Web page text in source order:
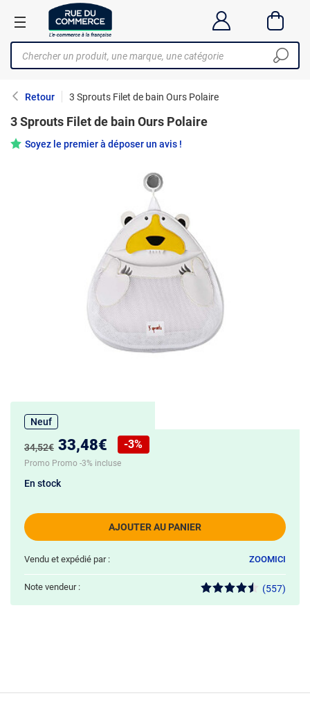
Retour 3 Sprouts Filet de bain Ours Polaire
3 Sprouts Filet de bain Ours Polaire
Soyez le premier à déposer un avis !
Neuf
Ancien prix :
34,52€ Nouveau prix :
33,48€
Réduction de :
-3%
Promo Promo -3% incluse
AJOUTER AU PANIER
En stock
Vendu et expédié par : ZOOMICI
Note vendeur : (557)